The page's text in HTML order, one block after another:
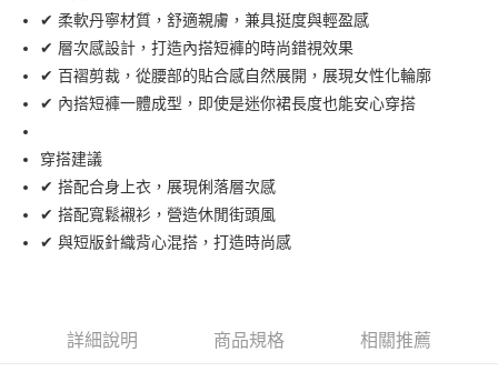
大哥付你分期
相關說明
【大哥付你分期使用說明】
1.本服務由台灣大哥大提供，台灣大哥大用戶可立即使用無須另外申請。
2.付款方式選擇「大哥付你分期」，訂單成立後會自動跳轉到大哥付的交易
流程，驗證手機門號後，選擇欲分期的期數、繳款截止日，確認付款後即完
成交易。
3.實際核准額度、可分期數及費用金額請依後續交易確認頁面所載為準。
4.訂單成立30分鐘內，如未前往確認交易或遇審核未通過，訂單將自動取
消。如遇「轉專審核」未通過狀況，表示未達大哥付你分期系統評分，恕無
【繳款方式說明】
帳／街口支付／iPASS MONEY」等通路繳費。
AFTEE先享後付
相關說明
【關於「AFTEE先享後付」】
AFTEE先享後付是「在收到商品之後才付款」的支付方式。 讓您購物簡單
便利好安心！
１．簡單：不需註冊會員、不需綁卡、不需儲值。
２．便利：只要手機號碼，簡訊認證，即可結帳。
３．安心：先確認商品／服務後，再付款。
２．訂單成立數日內，您將收到繳費通知簡訊。
ATM付款
運送方式
全家取貨付款
✔ 柔軟丹寧材質，舒適親膚，兼具挺度與輕盈感
✔ 層次感設計，打造內搭短褲的時尚錯視效果
✔ 百褶剪裁，從腰部的貼合感自然展開，展現女性化輪廓
✔ 內搭短褲一體成型，即使是迷你裙長度也能安心穿搭
穿搭建議
✔ 搭配合身上衣，展現俐落層次感
✔ 搭配寬鬆襯衫，營造休閒街頭風
✔ 與短版針織背心混搭，打造時尚感
詳細說明 商品規格 相關推薦